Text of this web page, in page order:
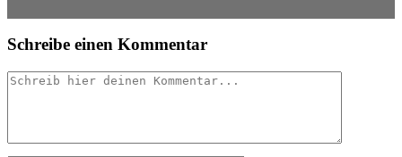
Schreibe einen Kommentar